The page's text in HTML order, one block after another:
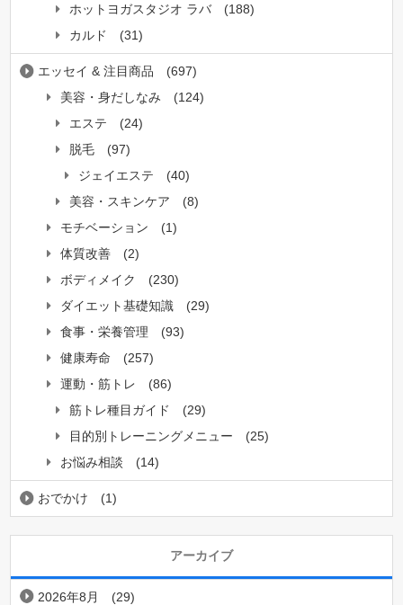
ホットヨガスタジオ ラバ
(188)
カルド
(31)
エッセイ & 注目商品
(697)
美容・身だしなみ
(124)
エステ
(24)
脱毛
(97)
ジェイエステ
(40)
美容・スキンケア
(8)
モチベーション
(1)
体質改善
(2)
ボディメイク
(230)
ダイエット基礎知識
(29)
食事・栄養管理
(93)
健康寿命
(257)
運動・筋トレ
(86)
筋トレ種目ガイド
(29)
目的別トレーニングメニュー
(25)
お悩み相談
(14)
おでかけ (1)
アーカイブ
2026年8月 (29)